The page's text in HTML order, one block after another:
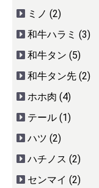
ミノ (2)
和牛ハラミ (3)
和牛タン (5)
和牛タン先 (2)
ホホ肉 (4)
テール (1)
ハツ (2)
ハチノス (2)
センマイ (2)